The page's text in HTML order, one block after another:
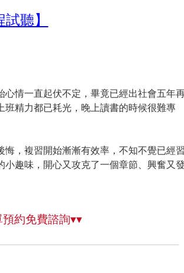
聽】
心情一直起伏不定，畢竟已經出社會五年
精力都已耗光，晚上讀書的時候很難專
，複習開始漸漸有效率，不知不覺已經
趣味，開心又攻克了一個章節、興奮又
約免費諮詢▾▾